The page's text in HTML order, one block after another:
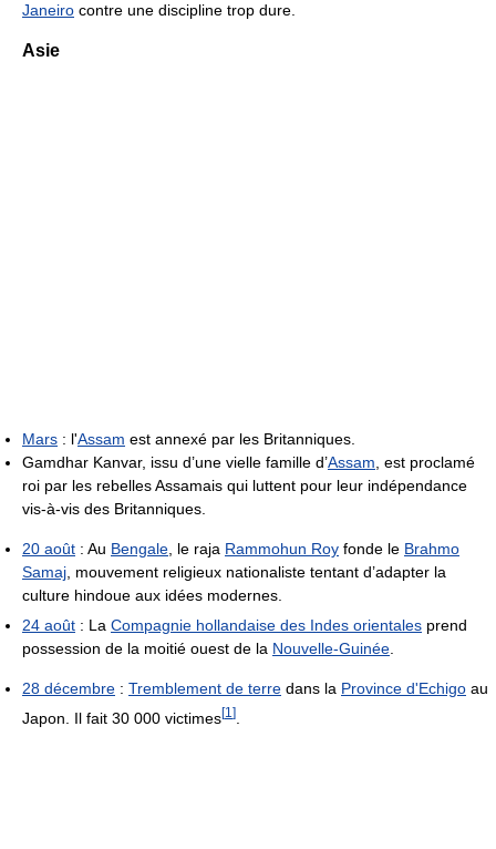
Janeiro contre une discipline trop dure.
Asie
Mars : l'Assam est annexé par les Britanniques.
Gamdhar Kanvar, issu d’une vielle famille d’Assam , est proclamé
roi par les rebelles Assamais qui luttent pour leur indépendance
vis-à-vis des Britanniques.
20 août : Au Bengale , le raja Rammohun Roy fonde le Brahmo
Samaj , mouvement religieux nationaliste tentant d’adapter la
culture hindoue aux idées modernes.
24 août : La Compagnie hollandaise des Indes orientales prend
possession de la moitié ouest de la Nouvelle-Guinée
28 décembre : Tremblement de terre dans la Province d'Echigo au
Japon. Il fait 30 000 victimes[1 ]